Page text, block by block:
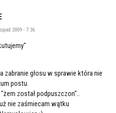
2009 - 7:36
zabranie głosu w sprawie która nie
postu.
został podpuszczon"..
nie zaśmiecam wątku